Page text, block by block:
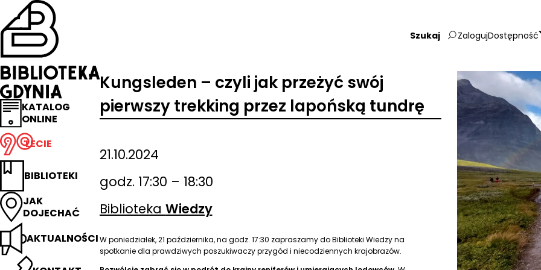
Przejdź
na
stronę
główną
Biblioteka
Gdynia
KATALOG
ONLINE
LECIE
BIBLIOTEKI
JAK
DOJECHAĆ
AKTUALNOŚCI
Wpisz
frazę:
ZalogujDostępność
Kungsleden – czyli jak przeżyć swój
pierwszy trekking przez lapońską tundrę
21.10.2024
godz. 17:30 – 18:30
Biblioteka Wiedzy
W poniedziałek, 21 października, na godz. 17:30 zapraszamy do Biblioteki Wiedzy na
spotkanie dla prawdziwych poszukiwaczy przygód i niecodziennych krajobrazów.